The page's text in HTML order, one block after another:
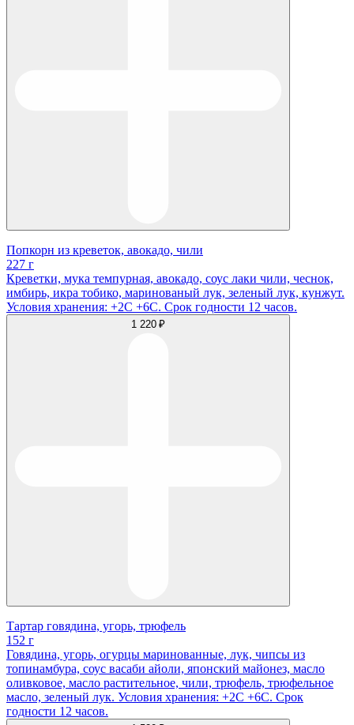
Попкорн из креветок, авокадо, чили
227 г
Креветки, мука темпурная, авокадо, соус лаки чили, чеснок,
имбирь, икра тобико, маринованый лук, зеленый лук, кунжут.
Условия хранения: +2С +6С. Срок годности 12 часов.
1 220 ₽
Тартар говядина, угорь, трюфель
152 г
Говядина, угорь, огурцы маринованные, лук, чипсы из
топинамбура, соус васаби айоли, японский майонез, масло
оливковое, масло растительное, чили, трюфель, трюфельное
масло, зеленый лук. Условия хранения: +2С +6С. Срок
годности 12 часов.